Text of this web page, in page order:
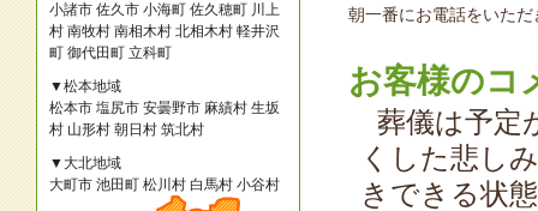
小諸市 佐久市 小海町 佐久穂町 川上
村 南牧村 南相木村 北相木村 軽井沢
町 御代田町 立科町
▼松本地域
松本市 塩尻市 安曇野市 麻績村 生坂
村 山形村 朝日村 筑北村
▼大北地域
大町市 池田町 松川村 白馬村 小谷村
朝一番にお電話をいた
お客様のコ
葬儀は予定
くした悲し
きできる状